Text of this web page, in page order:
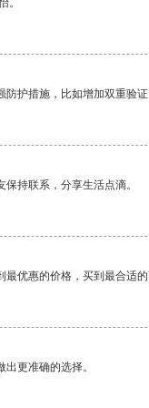
。
护措施，比如增加双重验证
持联系，分享生活点滴。
优惠的价格，买到最合适的
更准确的选择。